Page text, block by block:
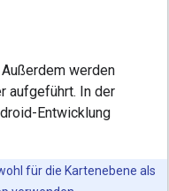
werden
aufgeführt. In der
Entwicklung
für die Kartenebene als